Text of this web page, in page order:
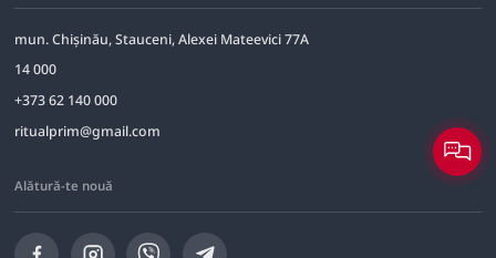
mun. Chișinău, Stauceni, Alexei Mateevici 77A
14 000
+373 62 140 000
ritualprim@gmail.com
Alătură-te nouă